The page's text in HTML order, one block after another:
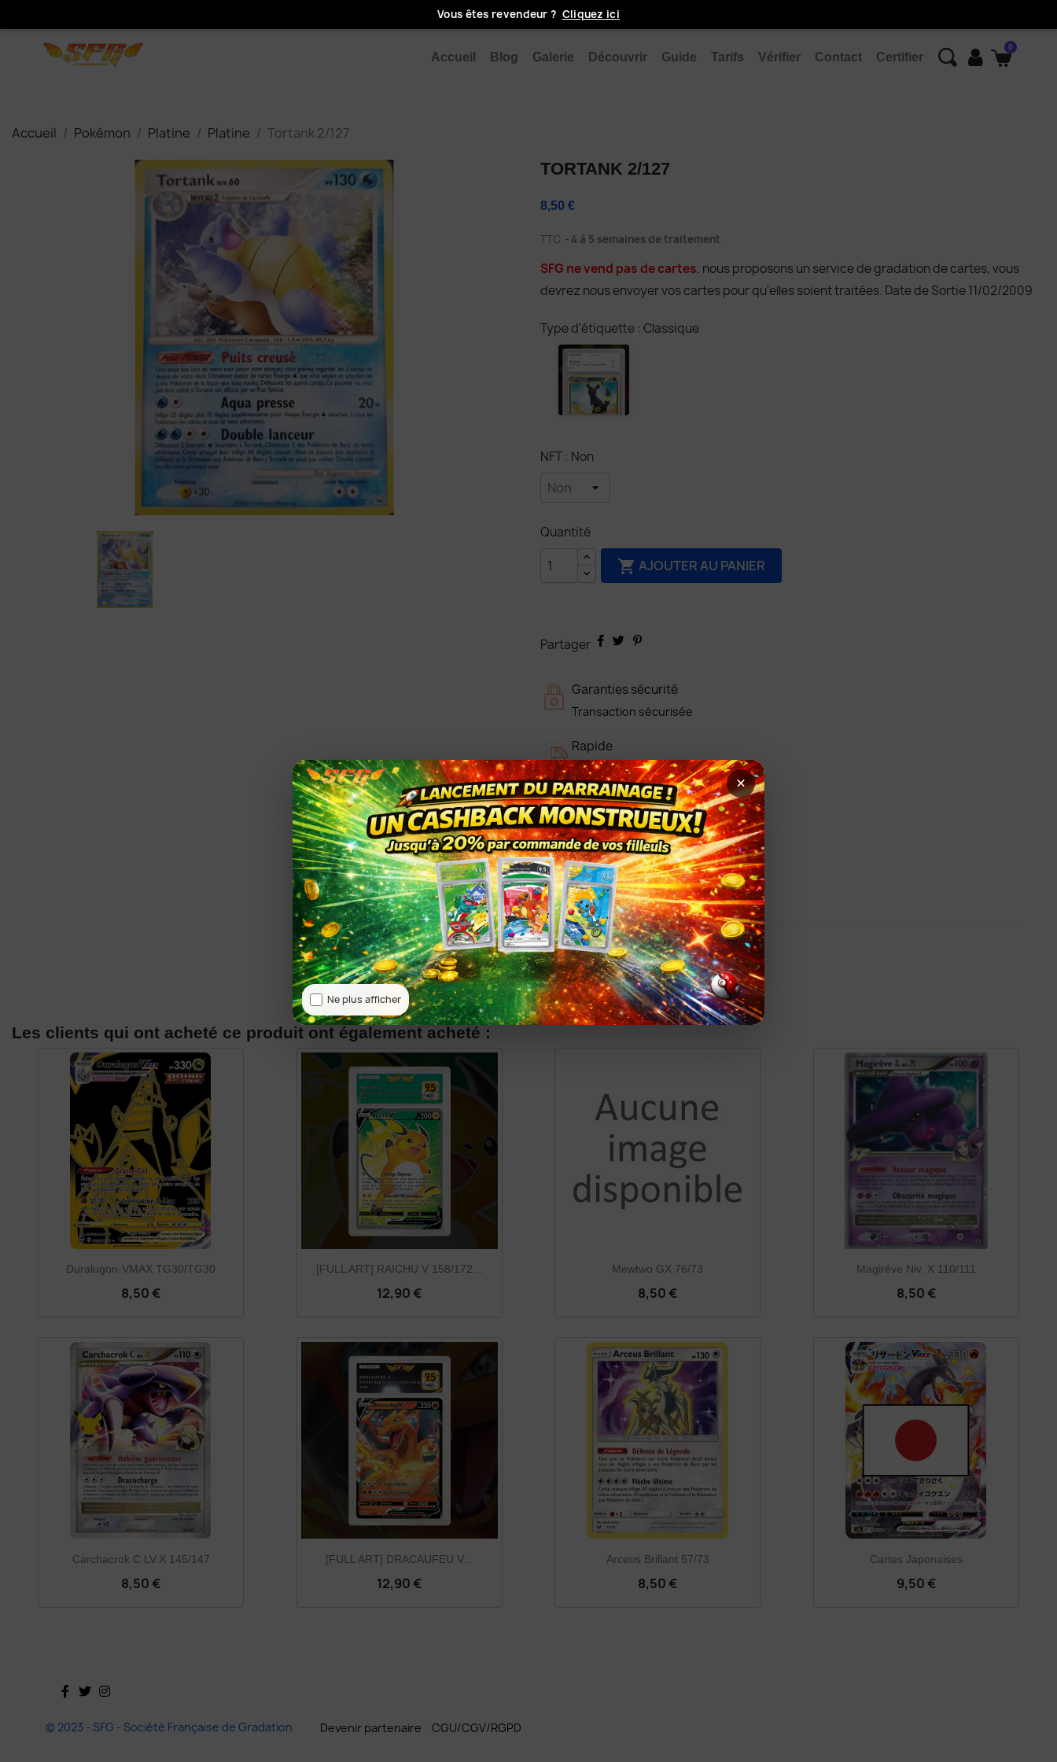
Vous êtes revendeur ? Cliquez ici
Accueil Blog Galerie Découvrir Guide Tarifs Vérifier Contact Certifier
Accueil Pokémon Platine Platine Tortank 2/127
TORTANK 2/127
8,50 €
TTC 4 à 5 semaines de traitement
SFG ne vend pas de cartes, nous proposons un service de gradation de cartes, vous
devrez nous envoyer vos cartes pour qu'elles soient traitées. Date de Sortie 11/02/2009
Type d'étiquette : Classique
NFT : Non
Quantité
 AJOUTER AU PANIER
Partager
Garanties sécurité
Transaction sécurisée
Rapide
Traitement & Livraison Rapide
Colis bien protégé
Colis protégé et assuré
Détails du produit
Référencepl1-2
Les clients qui ont acheté ce produit ont également acheté :
Duralugon-VMAX TG30/TG30
8,50 €
[FULL ART] RAICHU V 158/172...
12,90 €
Mewtwo GX 76/73
8,50 €
Magirêve Niv. X 110/111
8,50 €
Carchacrok C LV.X 145/147
8,50 €
[FULL ART] DRACAUFEU V...
12,90 €
Arceus Brillant 57/73
8,50 €
Cartes Japonaises
9,50 €
© 2023 - SFG - Société Française de Gradation Devenir partenaire CGU/CGV/RGPD
×
Ne plus afficher